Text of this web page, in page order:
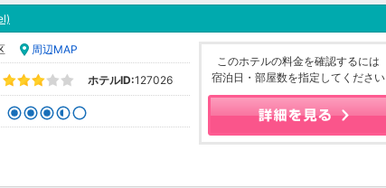
周辺MAP
ホテルID:127026
このホテルの料金を確認するには
宿泊日・部屋数を指定してください